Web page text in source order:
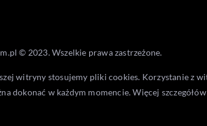
© 2023. Wszelkie prawa zastrzeżone.
witryny stosujemy pliki cookies. Korzystanie z
dokonać w każdym momencie. Więcej